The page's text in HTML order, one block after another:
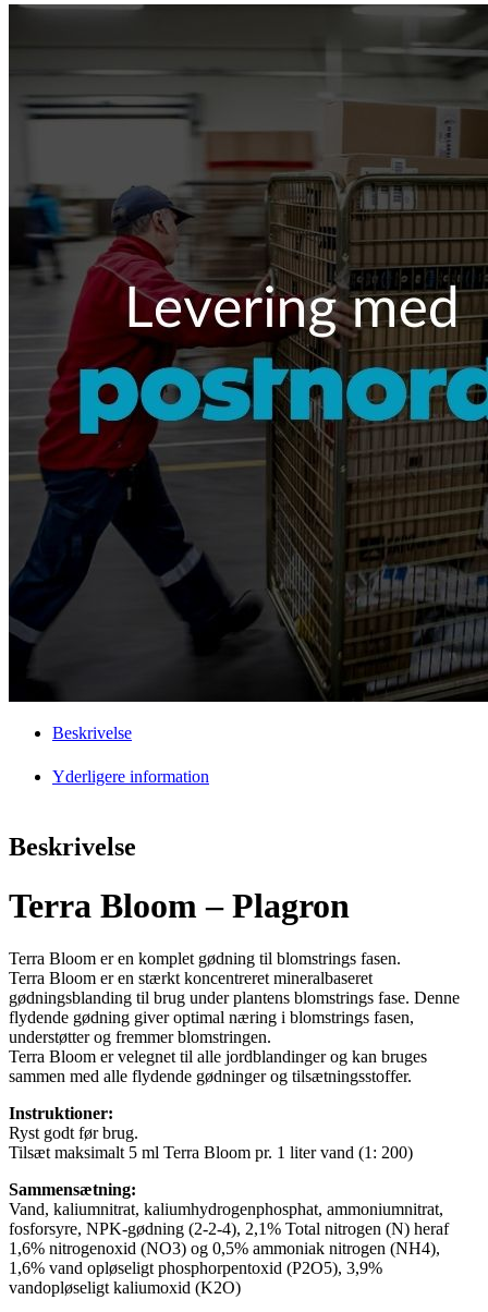
Beskrivelse
Yderligere information
Beskrivelse
Terra Bloom – Plagron
Terra Bloom er en komplet gødning til blomstrings fasen.
Terra Bloom er en stærkt koncentreret mineralbaseret
gødningsblanding til brug under plantens blomstrings fase. Denne
flydende gødning giver optimal næring i blomstrings fasen,
understøtter og fremmer blomstringen.
Terra Bloom er velegnet til alle jordblandinger og kan bruges
sammen med alle flydende gødninger og tilsætningsstoffer.
Instruktioner:
Ryst godt før brug.
Tilsæt maksimalt 5 ml Terra Bloom pr. 1 liter vand (1: 200)
Sammensætning:
Vand, kaliumnitrat, kaliumhydrogenphosphat, ammoniumnitrat,
fosforsyre, NPK-gødning (2-2-4), 2,1% Total nitrogen (N) heraf
1,6% nitrogenoxid (NO3) og 0,5% ammoniak nitrogen (NH4),
1,6% vand opløseligt phosphorpentoxid (P2O5), 3,9%
vandopløseligt kaliumoxid (K2O)